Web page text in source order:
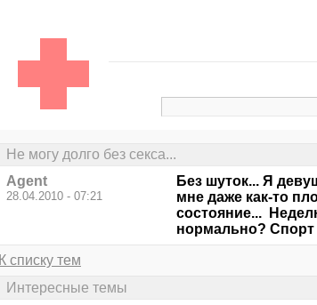
Не могу долго без секса...
Agent
28.04.2010 - 07:21
Без шуток... Я
мне даже как-то
состояние...
нормально? Спорт
К списку тем
Интересные темы